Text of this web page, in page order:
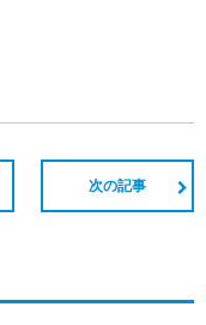
次の記事